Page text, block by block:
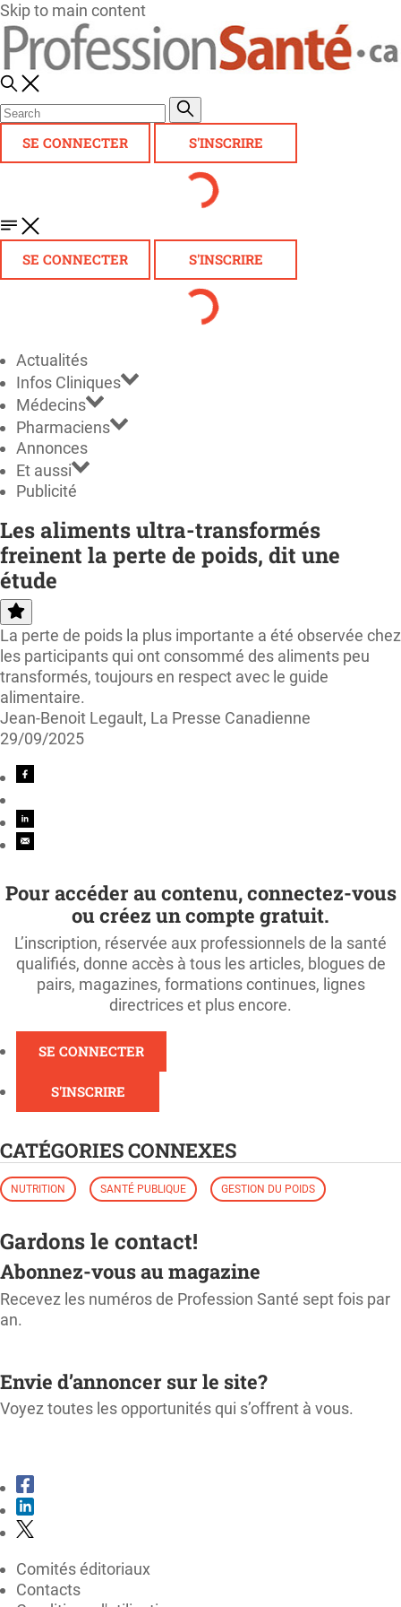
Skip to main content
SE CONNECTER S'INSCRIRE
SE CONNECTER S'INSCRIRE
Actualités
Infos Cliniques
Médecins
Pharmaciens
Annonces
Et aussi
Publicité
Les aliments ultra-transformés
freinent la perte de poids, dit une
étude
La perte de poids la plus importante a été observée chez
les participants qui ont consommé des aliments peu
transformés, toujours en respect avec le guide
alimentaire.
Jean-Benoit Legault, La Presse Canadienne
29/09/2025
Pour accéder au contenu, connectez-vous
ou créez un compte gratuit.
L’inscription, réservée aux professionnels de la santé
qualifiés, donne accès à tous les articles, blogues de
pairs, magazines, formations continues, lignes
directrices et plus encore.
SE CONNECTER
S'INSCRIRE
CATÉGORIES CONNEXES
NUTRITION SANTÉ PUBLIQUE GESTION DU POIDS
Gardons le contact!
Abonnez-vous au magazine
Recevez les numéros de Profession Santé sept fois par
an.
Envie d’annoncer sur le site?
Voyez toutes les opportunités qui s’offrent à vous.
Comités éditoriaux
Contacts